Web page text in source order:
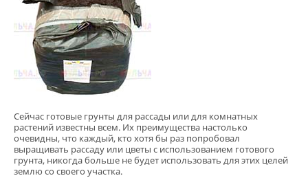
Сейчас готовые грунты для рассады или для комнатных
растений известны всем. Их преимущества настолько
очевидны, что каждый, кто хотя бы раз попробовал
выращивать рассаду или цветы с использованием готового
грунта, никогда больше не будет использовать для этих целей
землю со своего участка.